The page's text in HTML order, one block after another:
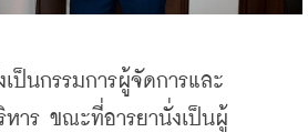
กรรมการผู้จัดการและ
หาร ขณะที่อารยานั่งเป็นผู้